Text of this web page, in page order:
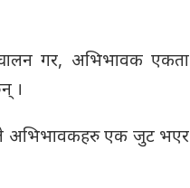
गर, अभिभावक एकता
।
अभिभावकहरु एक जुट भएर